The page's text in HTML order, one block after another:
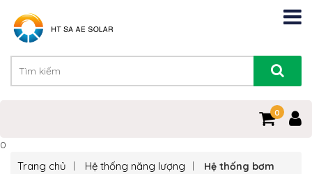
0
0
Trang chủ Hệ thống năng lượng
Hệ thống bơm